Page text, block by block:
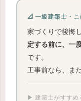
📐 一級建築士・
家づくりで後悔
定する前に、一
です。
工事前なら、ま
▶ 建築士がすすめ